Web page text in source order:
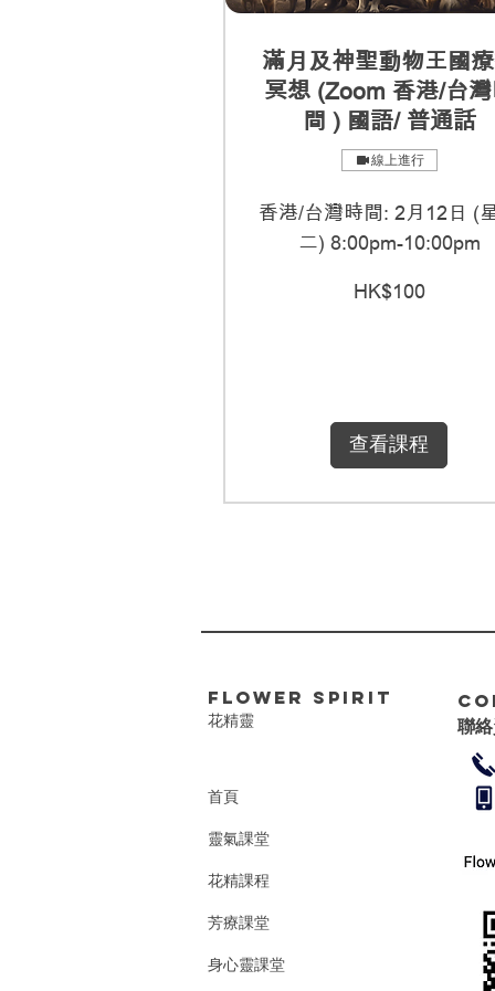
滿月及神聖動物王國
冥想 (Zoom 香港/台
間 ) 國語/ 普通話
線上進行
香港/台灣時間: 2月12日 (
二) 8:00pm-10:00pm
HK$100
查看課程
FLower Spirit
花精靈
首頁
靈氣課堂
花精課程
芳療課堂
身心靈課堂
聯